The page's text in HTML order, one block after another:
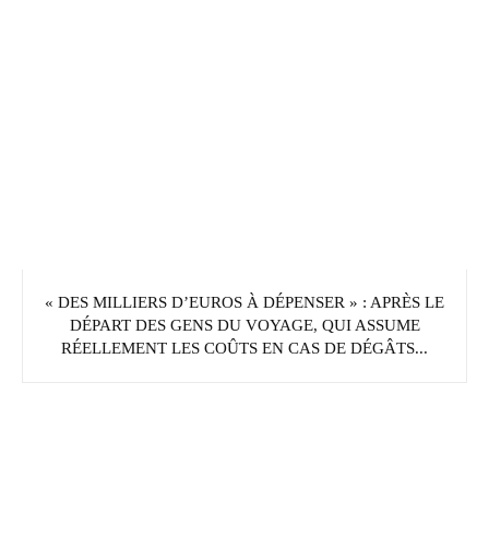
« DES MILLIERS D’EUROS À DÉPENSER » : APRÈS LE
DÉPART DES GENS DU VOYAGE, QUI ASSUME
RÉELLEMENT LES COÛTS EN CAS DE DÉGÂTS...